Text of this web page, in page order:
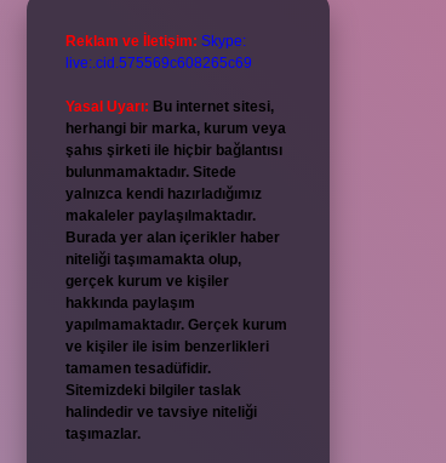
Reklam ve İletişim: Skype:
live:.cid.575569c608265c69
Yasal Uyarı: Bu internet sitesi,
herhangi bir marka, kurum veya
şahıs şirketi ile hiçbir bağlantısı
bulunmamaktadır. Sitede
yalnızca kendi hazırladığımız
makaleler paylaşılmaktadır.
Burada yer alan içerikler haber
niteliği taşımamakta olup,
gerçek kurum ve kişiler
hakkında paylaşım
yapılmamaktadır. Gerçek kurum
ve kişiler ile isim benzerlikleri
tamamen tesadüfidir.
Sitemizdeki bilgiler taslak
halindedir ve tavsiye niteliği
taşımazlar.